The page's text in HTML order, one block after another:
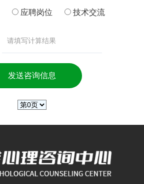
应聘岗位 技术交流